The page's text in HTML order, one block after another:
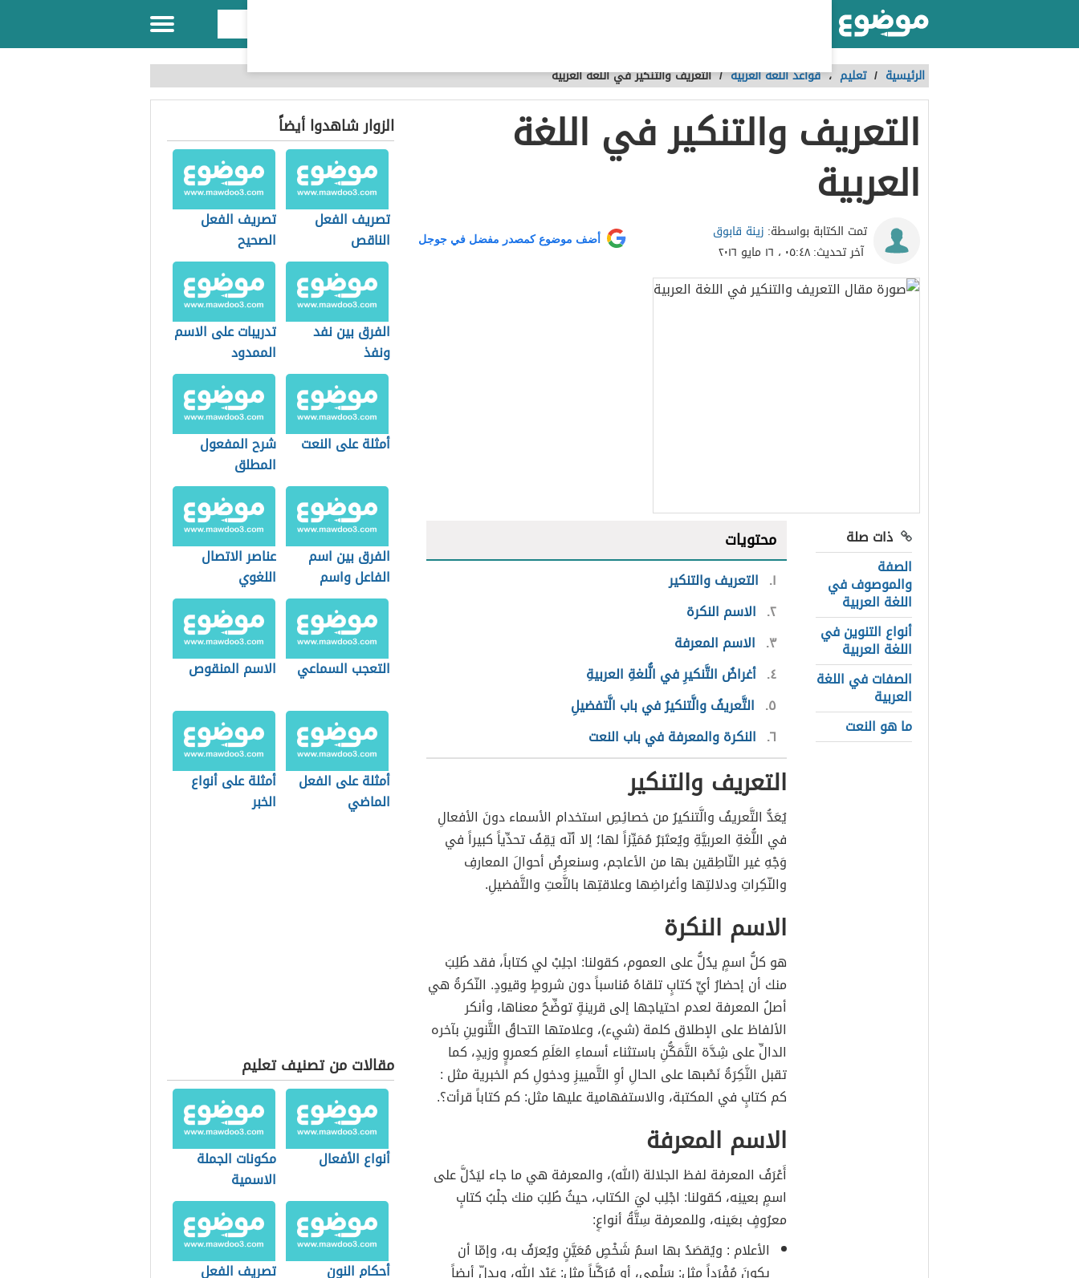
الرئيسية / تعليم ،قواعد اللغة العربية /التعريف والتنكير في اللغة العربية
التعريف والتنكير في اللغة
العربية
تمت الكتابة بواسطة: زينة قابوق
آخر تحديث:٠٥:٤٨ ، ١٦ مايو ٢٠١٦
أضف موضوع كمصدر مفضل في جوجل
ذات صلة
الصفة
والموصوف في
اللغة العربية
أنواع التنوين في
اللغة العربية
الصفات في اللغة
العربية
ما هو النعت
محتويات
١ التعريف والتنكير
٢ الاسم النكرة
٣ الاسم المعرفة
٤ أغراضُ التَّنكيرِ في الُّلغةِ العربيةِ
٥ التَّعريفُ والَّتنكيرُ في باب الَّتفضيلِ
٦ النكرة والمعرفة في باب النعت
التعريف والتنكير
يُعَدُّ التَّعريفُ والَّتنكيرُ من خصائِصِ استخدام الأسماء دونَ الأفعالِ
في اللُّغةِ العربيَّةِ ويُعتَبَرُ مُمَيِّزاً لها؛ إلا أنّه يَقِفُ تحدِّياً كبيراً في
وَجْهِ غير النّاطِقين بها من الأعاجم، وسنعرِضُ أحوالَ المعارفِ
والنّكِراتِ ودلالتِها وأغراضِها وعلاقتِها بالنَّعتِ والتَّفضيلِ.
الاسم النكرة
هو كلُّ اسمٍ يدُلُّ على العموم، كقولنا: اجلِبْ لي كتاباً، فقد طُلِبَ
منك أن إحضارُ أيِّ كتابٍ تلقاهُ مُناسباً دون شروطٍ وقيودٍ. النّكرةُ هي
أصلُ المعرفة لعدم احتياجها إلى قرينةٍ توضِّحُ معناها، وأنكر
الألفاظ على الإطلاق كلمة (شيء)، وعلامتها التحاقُ التَّنوينِ بآخره
الدالِّ على شِدَّة التَّمَكُّنِ باستثناء أسماءِ العَلَمِ كعمروٍِ وزيدٍ، كما
تقبل النَّكِرَةُ نَصْبها على الحالِ أوِ التَّمييزِ ودخولِ كم الخبرية مثل :
كم كتابٍ في المكتبة، والاستفهامية عليها مثل: كم كتاباً قرأت؟.
الاسم المعرفة
أَعْرَفُ المعرفة لفظ الجلالة (الله)، والمعرفة هي ما جاء ليَدُلَّ على
اسمٍ بعينِه، كقولنا: اجْلِب ليَ الكتاب، حيثُ طُلِبَ منك جلْبُ كتابٍ
معرُوفٍ بعَينه، وللمعرفة سِتَّةُ أنواعٍ:
الأعلام : ويُقصَدُ بها اسمُ شَخْصٍ مُعَيَّنٍ ويُعرَفُ به، وإمّا أن
يكونَ مُفْرَداً مثل: سَلْمى، أو مُرَكَّباً مثل: عَبْدِ الله، ويدلّ أيضاً
الزوار شاهدوا أيضاً
تصريف الفعل
الناقص
تصريف الفعل
الصحيح
الفرق بين نفد
ونفذ
تدريبات على الاسم
الممدود
أمثلة على النعت
شرح المفعول
المطلق
الفرق بين اسم
الفاعل واسم
المفعول
عناصر الاتصال
اللغوي
التعجب السماعي الاسم المنقوص
أمثلة على الفعل
الماضي
أمثلة على أنواع
الخبر
مقالات من تصنيف تعليم
أنواع الأفعال
مكونات الجملة
الاسمية
أحكام النون
تصريف الفعل